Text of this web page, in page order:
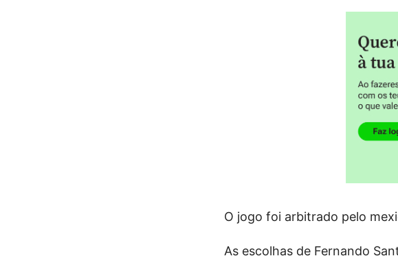
O jogo foi arbitrado pelo
As escolhas de Fernando